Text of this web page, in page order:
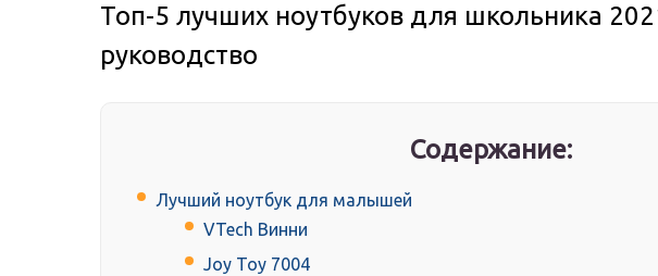
Топ-5 лучших ноутбуков для школьника
руководство
Содержание:
Лучший ноутбук для малышей
VTech Винни
Joy Toy 7004